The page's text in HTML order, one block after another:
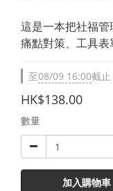
這是一本把社福管
痛點對策、工具表
至08/09 16:00截止
HK$138.00
數量
加入購物車